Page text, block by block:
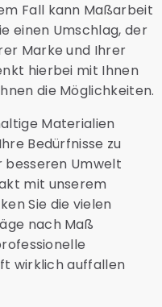
Fall kann Maßarbeit
einen Umschlag, der
Marke und Ihrer
hierbei mit Ihnen
die Möglichkeiten.
Materialien
Bedürfnisse zu
besseren Umwelt
mit unserem
Sie die vielen
nach Maß
wirklich auffallen